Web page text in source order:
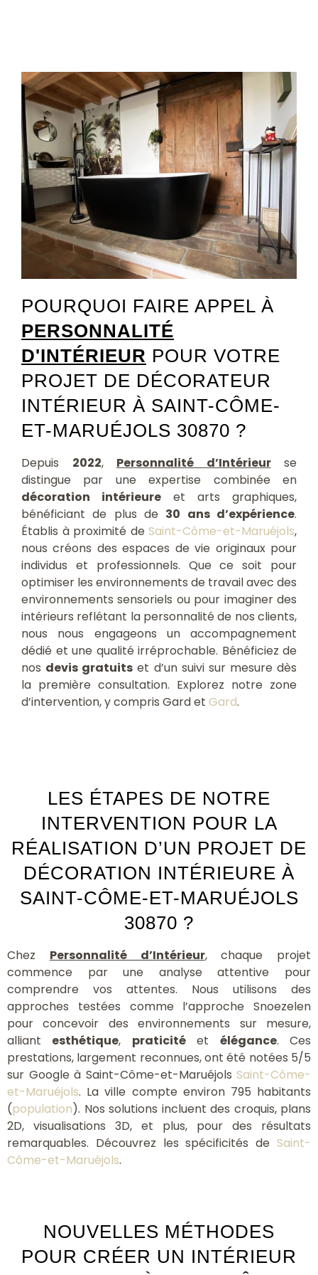
POURQUOI FAIRE APPEL À
PERSONNALITÉ
D'INTÉRIEUR POUR VOTRE
PROJET DE DÉCORATEUR
INTÉRIEUR À SAINT-CÔME-
ET-MARUÉJOLS 30870 ?
Depuis 2022, Personnalité d’Intérieurse
distingue par une expertise combinée en
décoration intérieure et arts graphiques,
bénéficiant de plus de 30 ans d’expérience.
Établis à proximité de Saint-Côme-et-Maruéjols,
nous créons des espaces de vie originaux pour
individus et professionnels. Que ce soit pour
optimiser les environnements de travail avec des
environnements sensoriels ou pour imaginer des
intérieurs reflétant la personnalité de nos clients,
nous nous engageons un accompagnement
dédié et une qualité irréprochable. Bénéficiez de
nos devis gratuits et d’un suivi sur mesure dès
la première consultation. Explorez notre zone
d’intervention, y compris Gard et Gard.
LES ÉTAPES DE NOTRE
INTERVENTION POUR LA
RÉALISATION D’UN PROJET DE
DÉCORATION INTÉRIEURE À
SAINT-CÔME-ET-MARUÉJOLS
30870 ?
Chez Personnalité d’Intérieur, chaque projet
commence par une analyse attentive pour
comprendre vos attentes. Nous utilisons des
approches testées comme l’approche Snoezelen
pour concevoir des environnements sur mesure,
alliant esthétique, praticitéet élégance. Ces
prestations, largement reconnues, ont été notées 5/5
sur Google à Saint-Côme-et-Maruéjols Saint-Côme-
et-Maruéjols. La ville compte environ 795 habitants
(population). Nos solutions incluent des croquis, plans
2D, visualisations 3D, et plus, pour des résultats
remarquables. Découvrez les spécificités de Saint-
Côme-et-Maruéjols.
NOUVELLES MÉTHODES
POUR CRÉER UN INTÉRIEUR